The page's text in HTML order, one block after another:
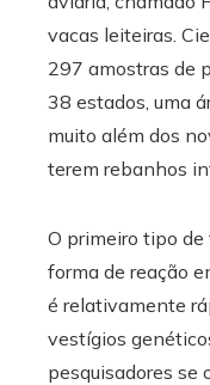
vacas leiteiras.
297 amostras de
38 estados, uma
muito além dos
terem rebanhos
O primeiro tipo de
forma de reação
é relativamente
vestígios
pesquisadores se